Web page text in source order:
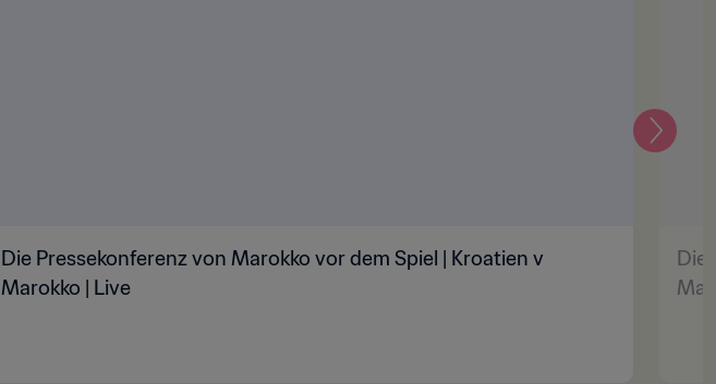
Die Pressekonferenz von Marokko vor dem Spiel | Kroatien v
Marokko | Live
Die
Weiter